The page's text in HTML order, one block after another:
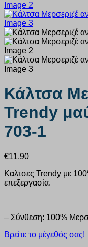
Κάλτσα
Trendy
703-1
€11.90
Καλτσες Trendy με
επεξεργασία.
– Σύνθεση: 100%
Βρείτε το μέγεθός σας!